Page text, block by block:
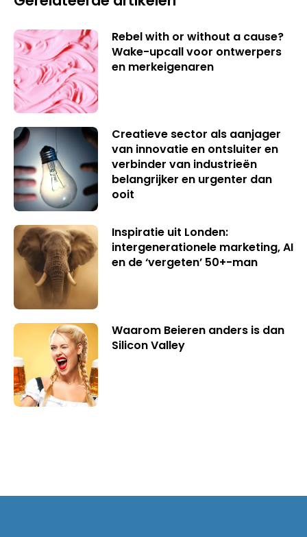
Rebel with or without a cause?
Wake-upcall voor ontwerpers
en merkeigenaren
Creatieve sector als aanjager
van innovatie en ontsluiter en
verbinder van industrieën
belangrijker en urgenter dan
ooit
Inspiratie uit Londen:
intergenerationele marketing, AI
en de ‘vergeten’ 50+-man
Waarom Beieren anders is dan
Silicon Valley